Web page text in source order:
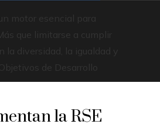
motor esencial para
que limitarse a cumplir
la diversidad, la igualdad y
de Desarrollo
la RSE